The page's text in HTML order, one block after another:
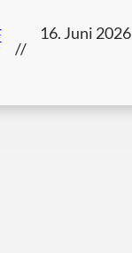
//
16. Juni 2026